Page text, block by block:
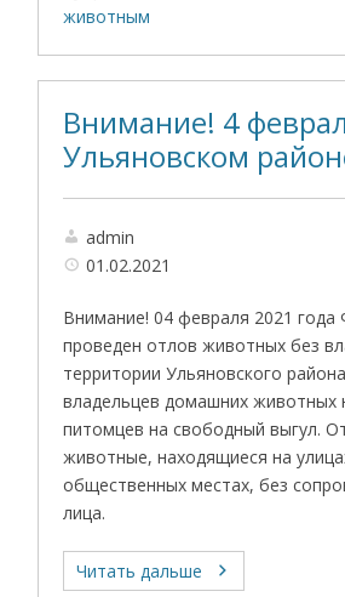
животным
Внимание! 4
Ульяновском
admin
01.02.2021
Внимание! 04 февраля 2021
проведен отлов животных без
территории Ульяновского
владельцев домашних животных
питомцев на свободный выгул.
животные, находящиеся на
общественных местах, без
лица.
Читать дальше